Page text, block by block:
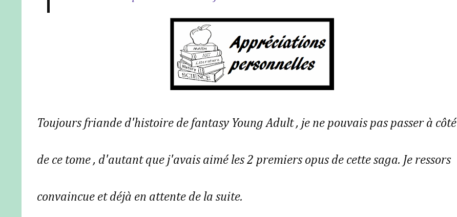
Toujours friande d'histoire de fantasy Young Adult , je ne pouvais pas passer à côté
de ce tome , d'autant que j'avais aimé les 2 premiers opus de cette saga. Je ressors
convaincue et déjà en attente de la suite.